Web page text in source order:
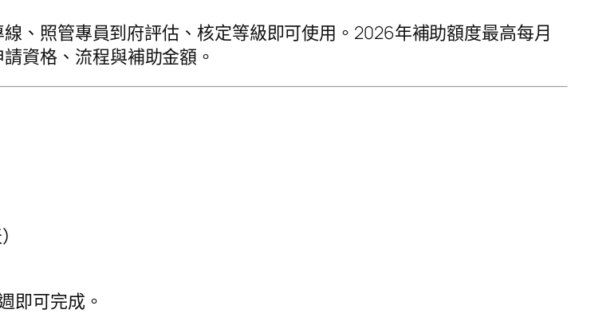
、照管專員到府評估、核定等級即可使用。2026年補助額度最高每月
資格、流程與補助金額。
即可完成。